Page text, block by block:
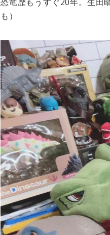
恐竜歴もうすぐ20年。生田
も）